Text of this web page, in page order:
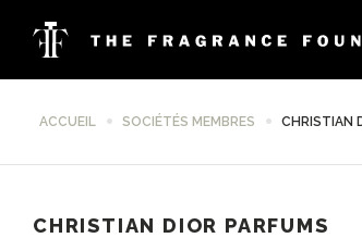
ACCUEIL SOCIÉTÉS MEMBRES CHRISTIAN
CHRISTIAN DIOR PARFUMS